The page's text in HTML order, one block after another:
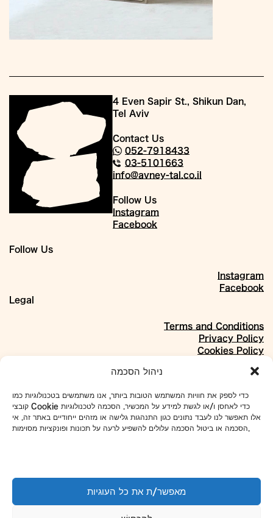
ניהול הסכמה
כדי לספק את חוויות המשתמש הטובות ביותר, אנו משתמשים בטכנולוגיות כמו
קובצי Cookie כדי לאחסן ו/או לגשת למידע על המכשיר. הסכמה לטכנולוגיות
אלו תאפשר לנו לעבד נתונים כגון התנהגות גלישה או מזהים ייחודיים באתר זה. אי
מאפשר/ת את כל העוגיות
Follow Us
Instagram
Facebook
Legal
Terms and Conditions
Privacy Policy
Cookies Policy
Materials
Projects
Collaborations
To set up tours and meetings:
WhatsApp
4 Even Sapir St., Shikun Dan,
Tel Aviv
Contact Us
052-7918433
03-5101663
info@avney-tal.co.il
Follow Us
Instagram
Facebook